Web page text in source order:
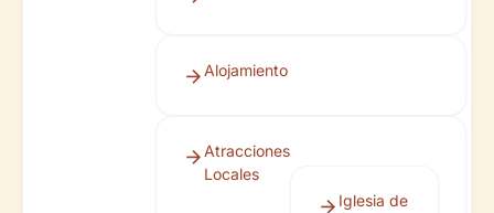
Alojamiento
Atracciones
Locales
Iglesia de